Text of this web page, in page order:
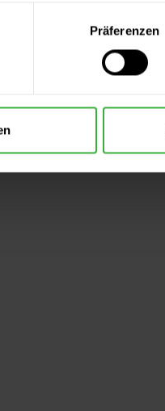
Präferenzen